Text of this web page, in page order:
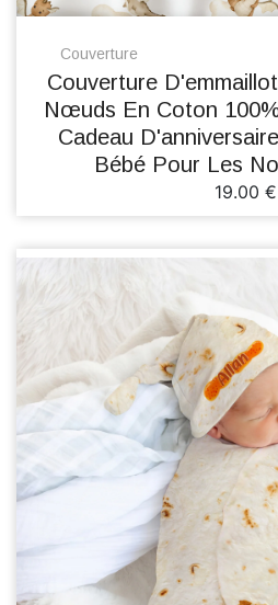
Couverture
Couverture
Nœuds En Coton
Cadeau
Bébé Pour Les
19.00 €